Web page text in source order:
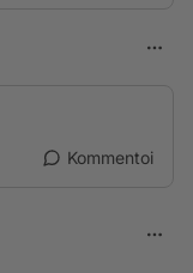
Kommentoi